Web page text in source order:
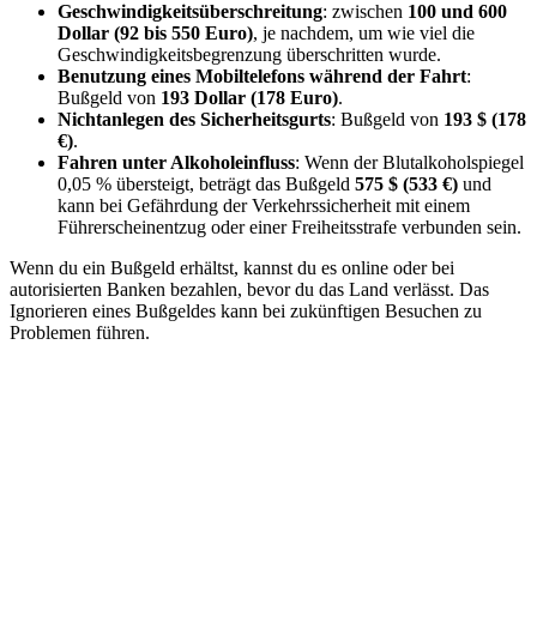
Geschwindigkeitsüberschreitung: zwischen 100 und 600
Dollar (92 bis 550 Euro), je nachdem, um wie viel die
Geschwindigkeitsbegrenzung überschritten wurde.
Benutzung eines Mobiltelefons während der Fahrt:
Bußgeld von 193 Dollar (178 Euro).
Nichtanlegen des Sicherheitsgurts: Bußgeld von 193 $ (178
€).
Fahren unter Alkoholeinfluss: Wenn der Blutalkoholspiegel
0,05 % übersteigt, beträgt das Bußgeld 575 $ (533 €) und
kann bei Gefährdung der Verkehrssicherheit mit einem
Führerscheinentzug oder einer Freiheitsstrafe verbunden sein.
Wenn du ein Bußgeld erhältst, kannst du es online oder bei
autorisierten Banken bezahlen, bevor du das Land verlässt. Das
Ignorieren eines Bußgeldes kann bei zukünftigen Besuchen zu
Problemen führen.